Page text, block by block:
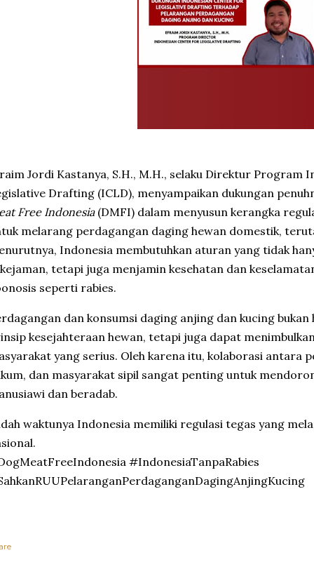
Jordi Kastanya, S.H., M.H., selaku Direktur Program
Drafting (ICLD), menyampaikan dukungan
Free Indonesia(DMFI) dalam menyusun kerangka
melarang perdagangan daging hewan domestik,
Indonesia membutuhkan aturan yang tidak
tetapi juga menjamin kesehatan dan
seperti rabies.
dan konsumsi daging anjing dan kucing
kesejahteraan hewan, tetapi juga dapat
yang serius. Oleh karena itu, kolaborasi antara
dan masyarakat sipil sangat penting untuk
dan beradab.
waktunya Indonesia memiliki regulasi tegas yang
#IndonesiaTanpaRabies